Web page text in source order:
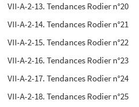
VII-A-2-13. Tendances Rodier n°20
VII-A-2-14. Tendances Rodier n°21
VII-A-2-15. Tendances Rodier n°22
VII-A-2-16. Tendances Rodier n°23
VII-A-2-17. Tendances Rodier n°24
VII-A-2-18. Tendances Rodier n°25